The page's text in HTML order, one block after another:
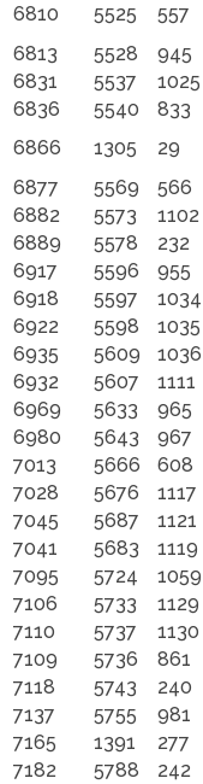
6810
5525 557
6813
5528 945
6831
5537 1025
6836
5540 833
6866
1305 29
6877
5569 566
6882
5573 1102
6889
5578 232
6917
5596 955
6918
5597 1034
6922
5598 1035
6935
5609 1036
6932
5607 1111
6969
5633 965
6980
5643 967
7013
5666 608
7028
5676 1117
7045
5687 1121
7041
5683 1119
7095
5724 1059
7106
5733 1129
7110
5737 1130
7109
5736 861
7118
5743 240
7137
5755 981
7165
1391 277
7182
5788 242